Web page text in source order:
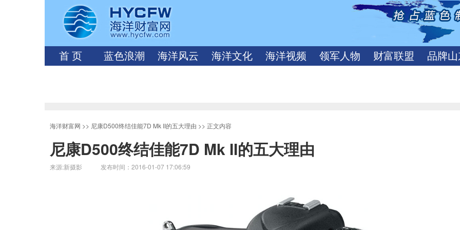
首 页 蓝色浪潮 海洋风云 海洋文化 海洋视频 领军人物 财富联盟 品牌
海洋财富网 >> 尼康D500终结佳能7D Mk II的五大理由 >> 正文内容
尼康D500终结佳能7D Mk II的五大理由
来源:新摄影 发布时间：2016-01-07 17:06:59